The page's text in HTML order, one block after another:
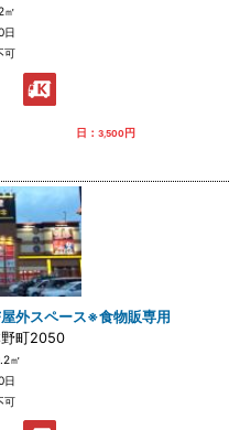
㎡
日
可
日： 3,500円
外スペース※食物販専用
町2050
㎡
日
可